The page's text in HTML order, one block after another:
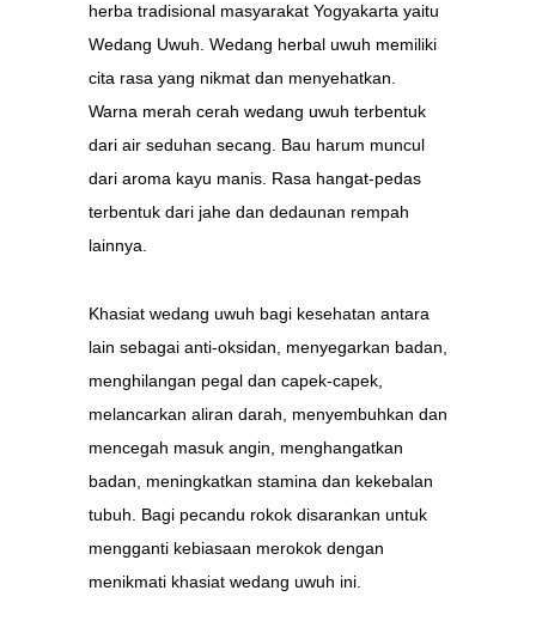
herba tradisional masyarakat Yogyakarta yaitu
Wedang Uwuh. Wedang herbal uwuh memiliki
cita rasa yang nikmat dan menyehatkan.
Warna merah cerah wedang uwuh terbentuk
dari air seduhan secang. Bau harum muncul
dari aroma kayu manis. Rasa hangat-pedas
terbentuk dari jahe dan dedaunan rempah
lainnya.
Khasiat wedang uwuh bagi kesehatan antara
lain sebagai anti-oksidan, menyegarkan badan,
menghilangan pegal dan capek-capek,
melancarkan aliran darah, menyembuhkan dan
mencegah masuk angin, menghangatkan
badan, meningkatkan stamina dan kekebalan
tubuh. Bagi pecandu rokok disarankan untuk
mengganti kebiasaan merokok dengan
menikmati khasiat wedang uwuh ini.